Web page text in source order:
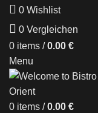
0 Wishlist
0 Vergleichen
0 items / 0.00 €
Menu
0 items / 0.00 €